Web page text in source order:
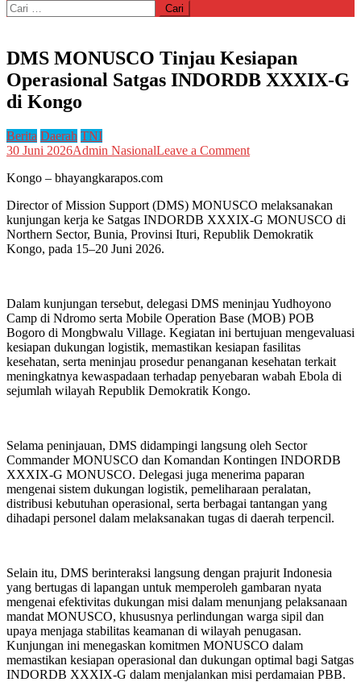
Cari
untuk:
DMS MONUSCO Tinjau Kesiapan
Operasional Satgas INDORDB XXXIX-G
di Kongo
Berita Daerah TNI
30 Juni 2026Admin NasionalLeave a Commenton
Kesiapan
Operasional
Satgas
Kongo
Kongo – bhayangkarapos.com
Director of Mission Support (DMS) MONUSCO melaksanakan
kunjungan kerja ke Satgas INDORDB XXXIX-G MONUSCO di
Northern Sector, Bunia, Provinsi Ituri, Republik Demokratik
Kongo, pada 15–20 Juni 2026.
Dalam kunjungan tersebut, delegasi DMS meninjau Yudhoyono
Camp di Ndromo serta Mobile Operation Base (MOB) POB
Bogoro di Mongbwalu Village. Kegiatan ini bertujuan mengevaluasi
kesiapan dukungan logistik, memastikan kesiapan fasilitas
kesehatan, serta meninjau prosedur penanganan kesehatan terkait
meningkatnya kewaspadaan terhadap penyebaran wabah Ebola di
sejumlah wilayah Republik Demokratik Kongo.
Selama peninjauan, DMS didampingi langsung oleh Sector
Commander MONUSCO dan Komandan Kontingen INDORDB
XXXIX-G MONUSCO. Delegasi juga menerima paparan
mengenai sistem dukungan logistik, pemeliharaan peralatan,
distribusi kebutuhan operasional, serta berbagai tantangan yang
dihadapi personel dalam melaksanakan tugas di daerah terpencil.
Selain itu, DMS berinteraksi langsung dengan prajurit Indonesia
yang bertugas di lapangan untuk memperoleh gambaran nyata
mengenai efektivitas dukungan misi dalam menunjang pelaksanaan
mandat MONUSCO, khususnya perlindungan warga sipil dan
upaya menjaga stabilitas keamanan di wilayah penugasan.
Kunjungan ini menegaskan komitmen MONUSCO dalam
memastikan kesiapan operasional dan dukungan optimal bagi Satgas
INDORDB XXXIX-G dalam menjalankan misi perdamaian PBB.